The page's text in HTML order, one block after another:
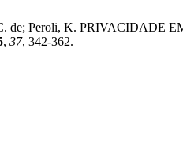
de; Peroli, K.
, 37, 342-362.